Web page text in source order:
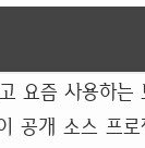
요즘 사용하는
공개 소스 프로